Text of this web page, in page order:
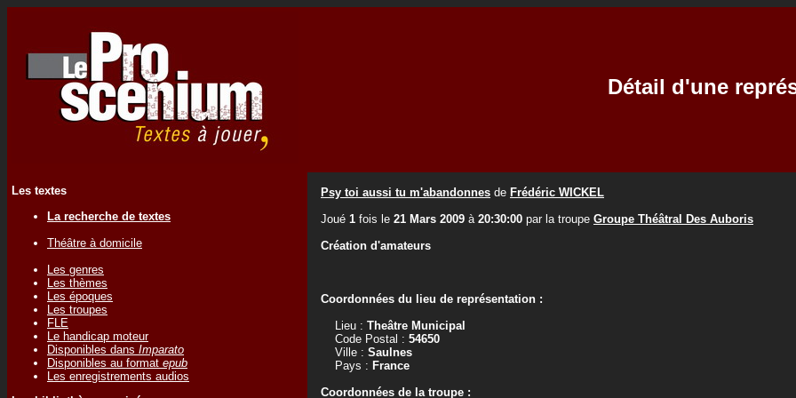
Détail d'une
Les textes
La recherche de textes
Théâtre à domicile
Les genres
Les thèmes
Les époques
Les troupes
FLE
Le handicap moteur
Disponibles dans Imparato
Disponibles au format epub
Les enregistrements audios
Psy toi aussi tu m'abandonnes de Frédéric WICKEL
Joué 1 fois le 21 Mars 2009 à 20:30:00 par la troupe Groupe Théâtral Des Auboris
Création d'amateurs
Coordonnées du lieu de représentation :
Lieu : Theâtre Municipal
Code Postal : 54650
Ville : Saulnes
Pays : France
Coordonnées de la troupe :